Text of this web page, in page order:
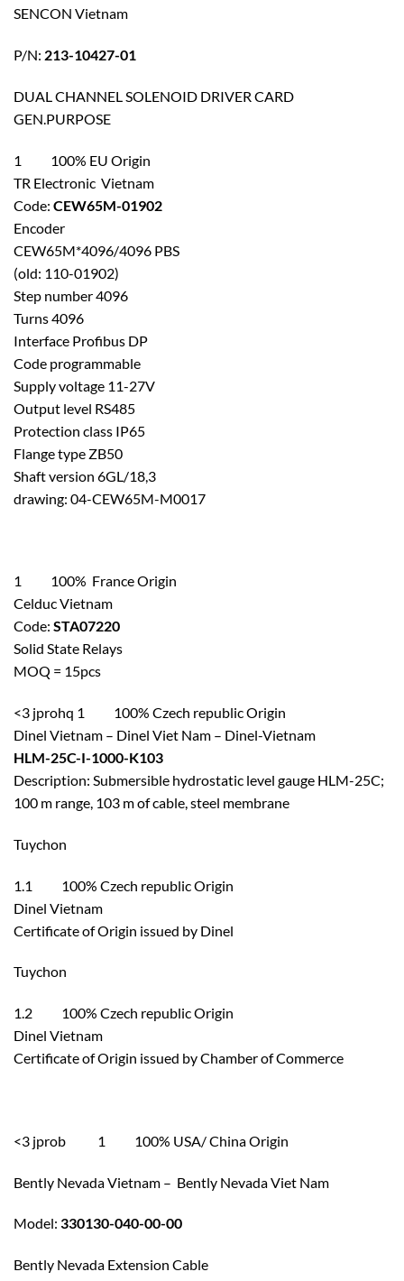
SENCON Vietnam
P/N: 213-10427-01
DUAL CHANNEL SOLENOID DRIVER CARD
GEN.PURPOSE
1 100% EU Origin
TR Electronic Vietnam
Code: CEW65M-01902
Encoder
CEW65M*4096/4096 PBS
(old: 110-01902)
Step number 4096
Turns 4096
Interface Profibus DP
Code programmable
Supply voltage 11-27V
Output level RS485
Protection class IP65
Flange type ZB50
Shaft version 6GL/18,3
drawing: 04-CEW65M-M0017
1 100% France Origin
Celduc Vietnam
Code: STA07220
Solid State Relays
MOQ = 15pcs
<3 jprohq 1 100% Czech republic Origin
Dinel Vietnam – Dinel Viet Nam – Dinel-Vietnam
HLM-25C-I-1000-K103
Description: Submersible hydrostatic level gauge HLM-25C;
100 m range, 103 m of cable, steel membrane
Tuychon
1.1 100% Czech republic Origin
Dinel Vietnam
Certificate of Origin issued by Dinel
Tuychon
1.2 100% Czech republic Origin
Dinel Vietnam
Certificate of Origin issued by Chamber of Commerce
<3 jprob 1 100% USA/ China Origin
Bently Nevada Vietnam – Bently Nevada Viet Nam
Model: 330130-040-00-00
Bently Nevada Extension Cable